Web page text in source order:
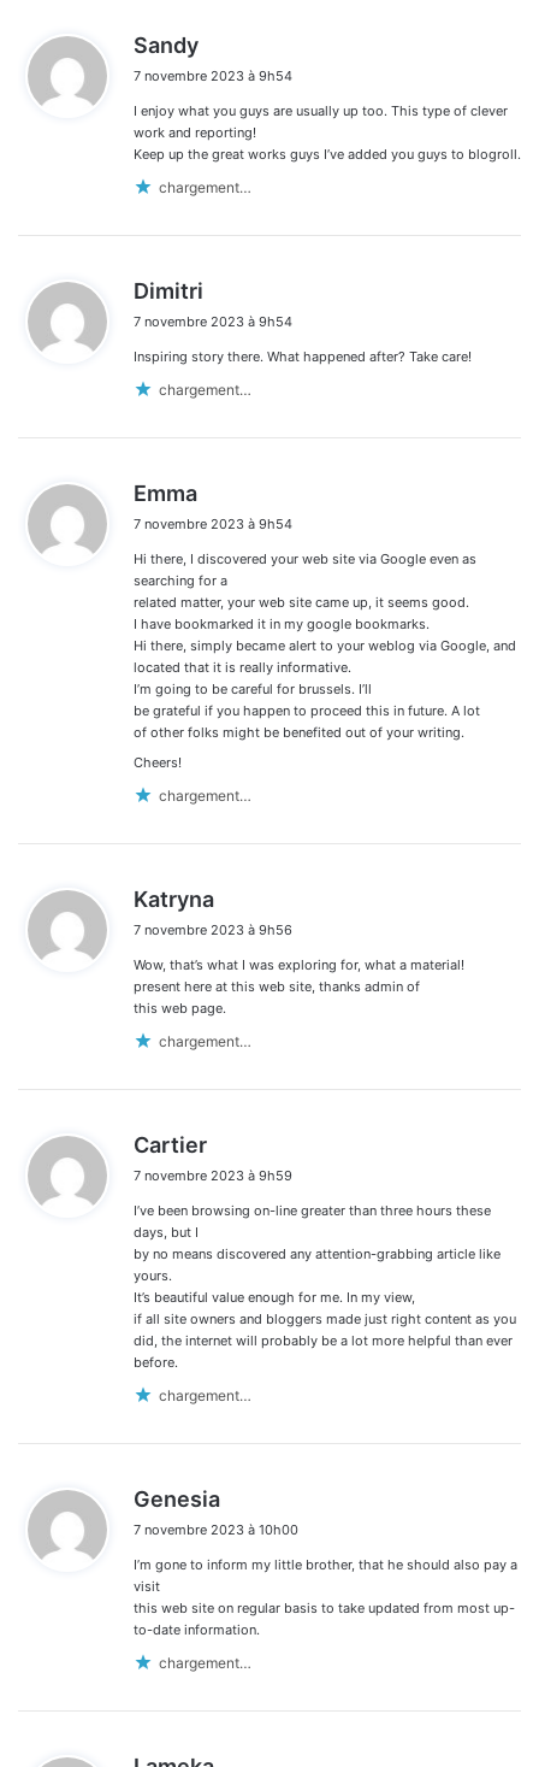
Sandy
t
:
7 novembre 2023 à 9h54
I enjoy what you guys are usually up too. This type of clever
work and reporting!
Keep up the great works guys I’ve added you guys to blogroll.
chargement…
Dimitri
t
7 novembre 2023 à 9h54
Inspiring story there. What happened after? Take care!
chargement…
Emma
t
:
7 novembre 2023 à 9h54
Hi there, I discovered your web site via Google even as
searching for a
related matter, your web site came up, it seems good.
I have bookmarked it in my google bookmarks.
Hi there, simply became alert to your weblog via Google, and
located that it is really informative.
I’m going to be careful for brussels. I’ll
be grateful if you happen to proceed this in future. A lot
of other folks might be benefited out of your writing.
Cheers!
chargement…
Katryna
t
:
7 novembre 2023 à 9h56
Wow, that’s what I was exploring for, what a material!
present here at this web site, thanks admin of
this web page.
chargement…
Cartier
t
7 novembre 2023 à 9h59
I’ve been browsing on-line greater than three hours these
days, but I
by no means discovered any attention-grabbing article like
yours.
It’s beautiful value enough for me. In my view,
if all site owners and bloggers made just right content as you
did, the internet will probably be a lot more helpful than ever
before.
chargement…
Genesia
t
7 novembre 2023 à 10h00
I’m gone to inform my little brother, that he should also pay a
visit
this web site on regular basis to take updated from most up-
to-date information.
chargement…